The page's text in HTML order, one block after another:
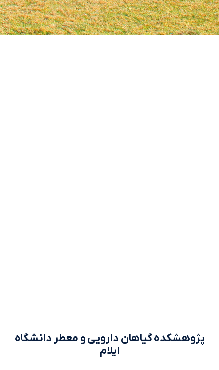
پژوهشکده گیاهان دارویی و معطر دانشگاه
ایلام